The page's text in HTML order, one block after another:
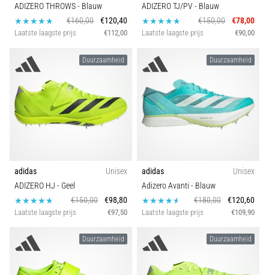
ADIZERO THROWS- Blauw
€160,00
€120,40
Laatste laagste prijs €112,00
ADIZERO TJ/PV- Blauw
€150,00
€78,00
Laatste laagste prijs €90,00
Duurzaamheid
adidas
Unisex
ADIZERO HJ - Geel
€150,00
€98,80
Laatste laagste prijs €97,50
Duurzaamheid
adidas
Unisex
Adizero Avanti - Blauw
€180,00
€120,60
Laatste laagste prijs €109,90
Duurzaamheid Duurzaamheid